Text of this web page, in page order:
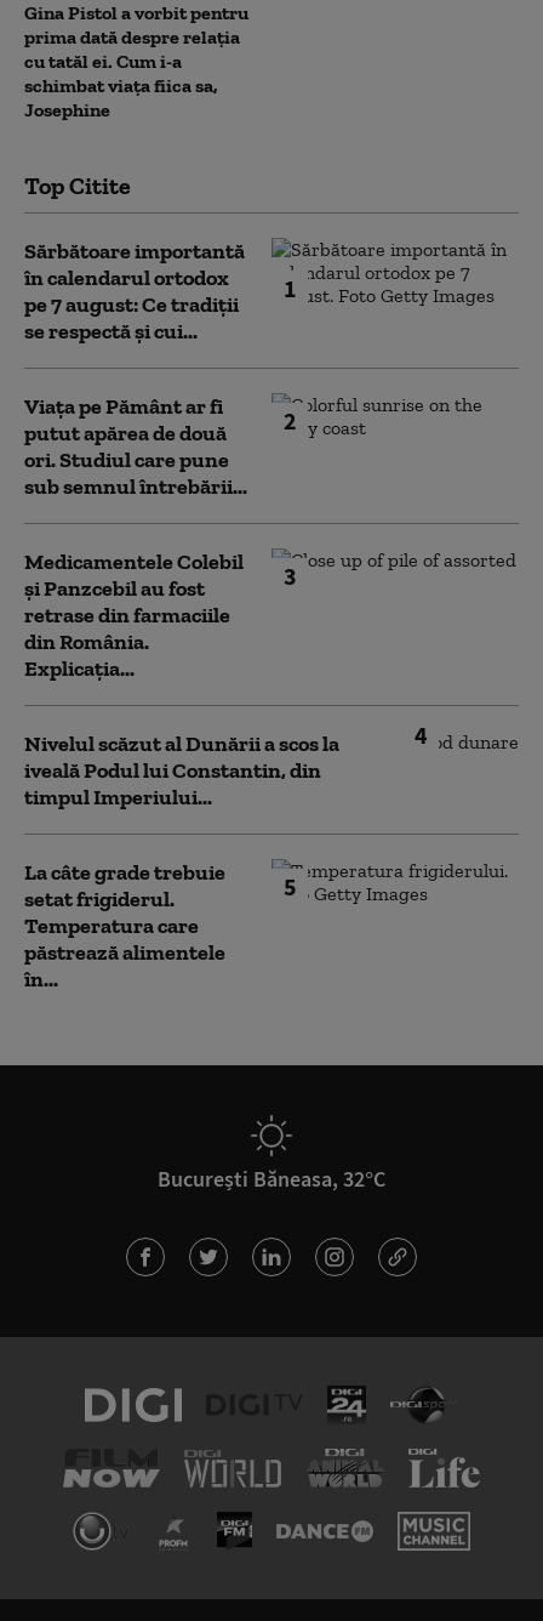
Gina Pistol a vorbit pentru
prima dată despre relația
cu tatăl ei. Cum i-a
schimbat viața fiica sa,
Josephine
Top Citite
1
Sărbătoare importantă
în calendarul ortodox
pe 7 august: Ce tradiții
se respectă și cui...
2
Viața pe Pământ ar fi
putut apărea de două
ori. Studiul care pune
sub semnul întrebării...
3
Medicamentele Colebil
și Panzcebil au fost
retrase din farmaciile
din România.
Explicația...
4
Nivelul scăzut al Dunării a scos la
iveală Podul lui Constantin, din
timpul Imperiului...
5
La câte grade trebuie
setat frigiderul.
Temperatura care
păstrează alimentele
în...
București Băneasa, 32°C